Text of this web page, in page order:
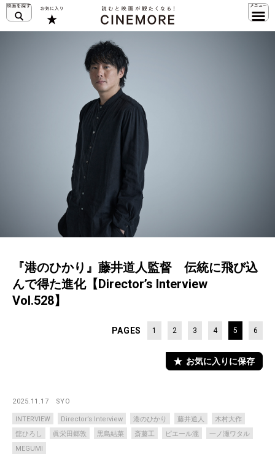
『港のひかり』藤井道人監督 伝統に飛び込
んで得た進化【Director’s Interview
Vol.528】
PAGES 1 2 3 4 5 6
お気に入りに保存
2025.11.17 SYO
INTERVIEW Director’s Interview 港のひかり 藤井道人
木村大作
舘ひろし
眞栄田郷敦 黒島結菜 斎藤工 ピエール瀧
一ノ瀬ワタル
MEGUMI